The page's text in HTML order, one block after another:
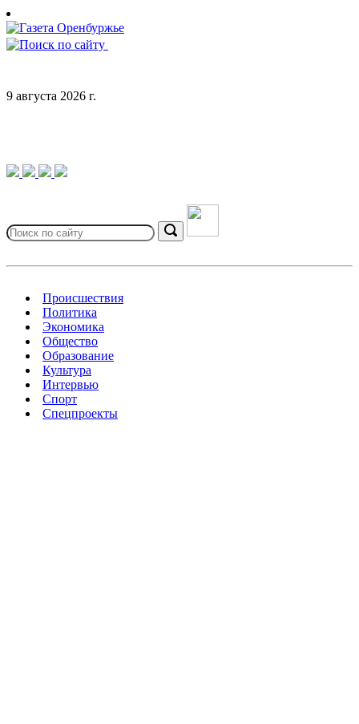
Skip
to
content
9 августа 2026 г.
for:
Search
Происшествия
Политика
Экономика
Общество
Образование
Культура
Интервью
Спорт
Спецпроекты